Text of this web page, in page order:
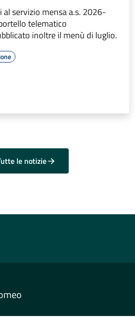
al servizio mensa a.s. 2026-
telematico
inoltre il menù di luglio.
le notizie